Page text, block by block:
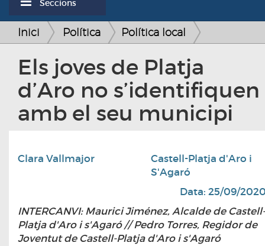
Seccions
Inici Política Política local
Els joves de Platja
d’Aro no s’identifiquen
amb el seu municipi
Clara Vallmajor
Castell-Platja d'Aro i
S'Agaró
Data: 25/09/
INTERCANVI: Maurici Jiménez, Alcalde de Castell-
Platja d'Aro i s'Agaró // Pedro Torres, Regidor de
Joventut de Castell-Platja d'Aro i s'Agaró